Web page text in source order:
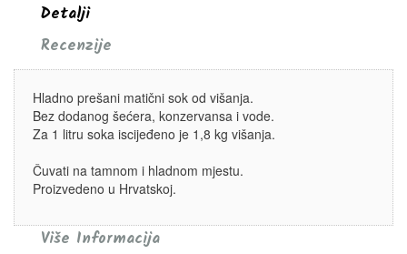
Detalji
Recenzije
Hladno prešani matični sok od višanja.
Bez dodanog šećera, konzervansa i vode.
Za 1 litru soka iscijeđeno je 1,8 kg višanja.
Čuvati na tamnom i hladnom mjestu.
Proizvedeno u Hrvatskoj.
Više Informacija